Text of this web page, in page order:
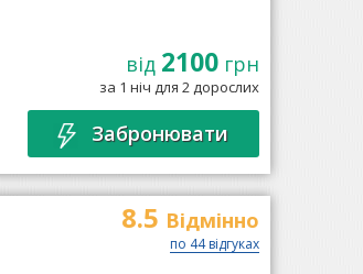
від 2100грн
за 1 ніч для 2 дорослих
Забронювати
8.5 Відмінно
по 44 відгуках